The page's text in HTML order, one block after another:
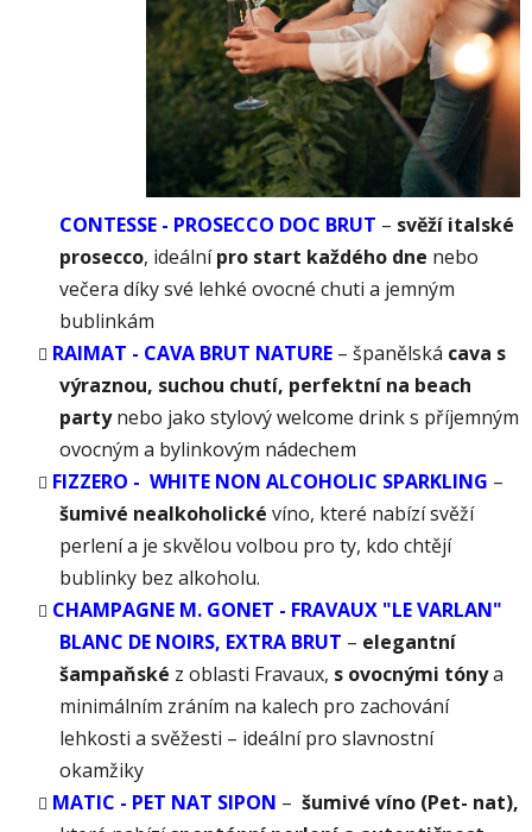
CONTESSE - PROSECCO DOC BRUT – svěží italské
prosecco, ideálnípro start každého dne nebo
večera díky své lehké ovocné chuti a jemným
bublinkám
RAIMAT - CAVA BRUT NATURE – španělská cava s
výraznou, suchou chutí, perfektní na beach
partynebo jako stylový welcome drink s příjemným
ovocným a bylinkovým nádechem
FIZZERO - WHITE NON ALCOHOLIC SPARKLING –
šumivé nealkoholické víno, které nabízí svěží
perlení a je skvělou volbou pro ty, kdo chtějí
bublinky bez alkoholu.
CHAMPAGNE M. GONET - FRAVAUX "LE VARLAN"
BLANC DE NOIRS, EXTRA BRUT – elegantní
šampaňské z oblasti Fravaux, s ovocnými tónya
minimálním zráním na kalech pro zachování
lehkosti a svěžesti – ideální pro slavnostní
okamžiky
MATIC - PET NAT SIPON – šumivé víno (Pet- nat),